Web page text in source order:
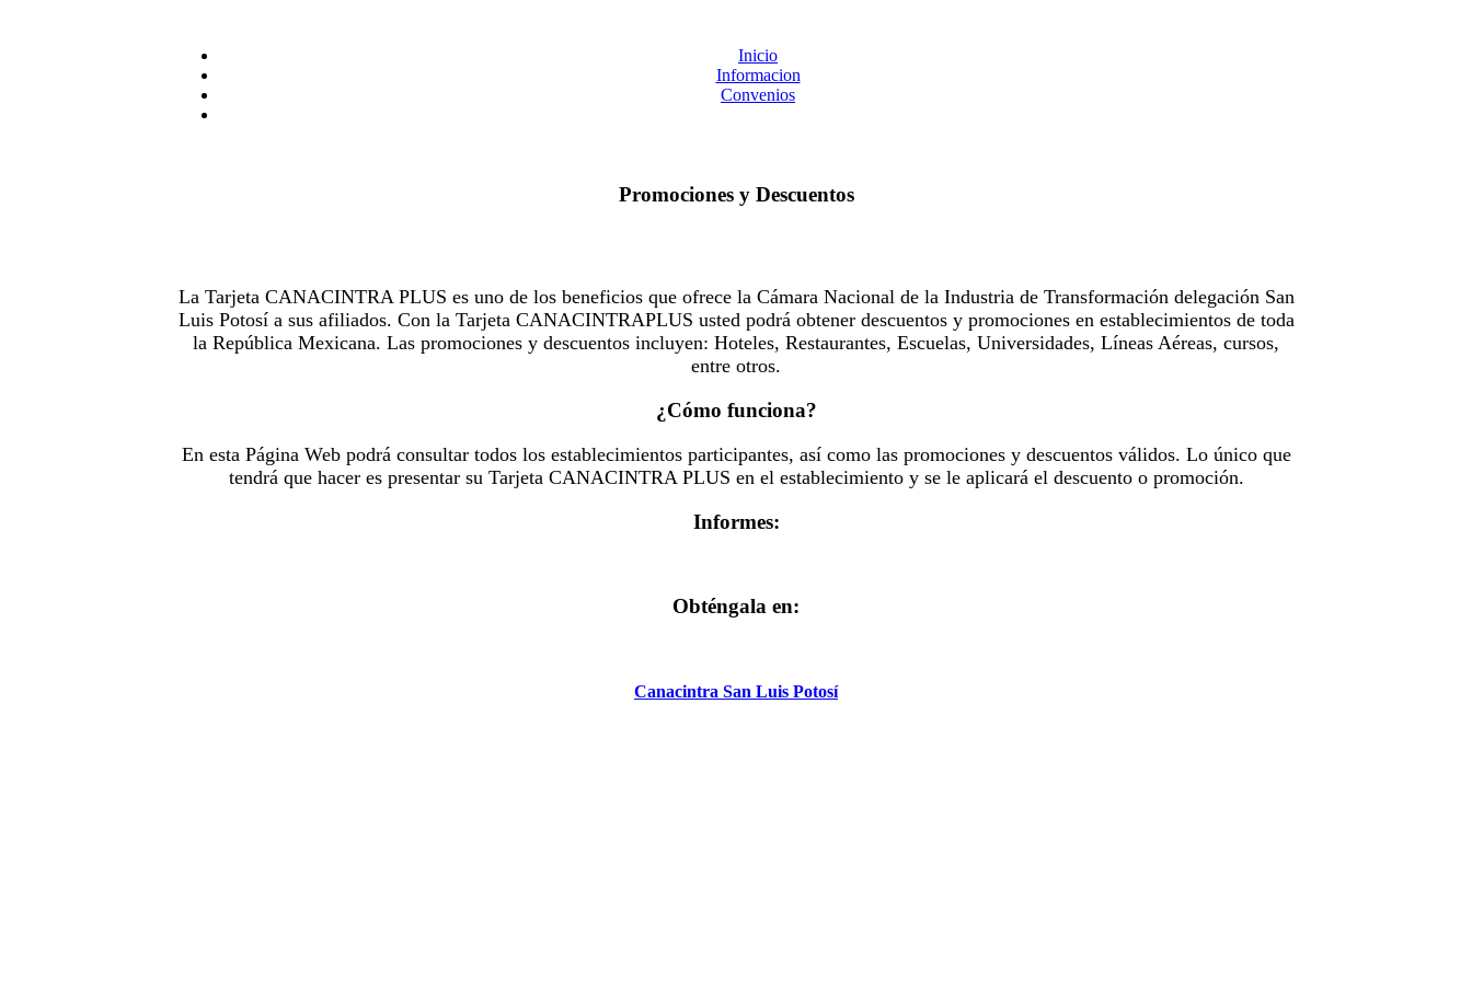
Inicio
Informacion
Convenios
Promociones y Descuentos
La Tarjeta CANACINTRA PLUS es uno de los beneficios que ofrece la Cámara Nacional de la Industria de Transformación delegación San
Luis Potosí a sus afiliados. Con la Tarjeta CANACINTRAPLUS usted podrá obtener descuentos y promociones en establecimientos de toda
la República Mexicana. Las promociones y descuentos incluyen: Hoteles, Restaurantes, Escuelas, Universidades, Líneas Aéreas, cursos,
entre otros.
¿Cómo funciona?
En esta Página Web podrá consultar todos los establecimientos participantes, así como las promociones y descuentos válidos. Lo único que
tendrá que hacer es presentar su Tarjeta CANACINTRA PLUS en el establecimiento y se le aplicará el descuento o promoción.
Informes:
Obténgala en:
Canacintra San Luis Potosí